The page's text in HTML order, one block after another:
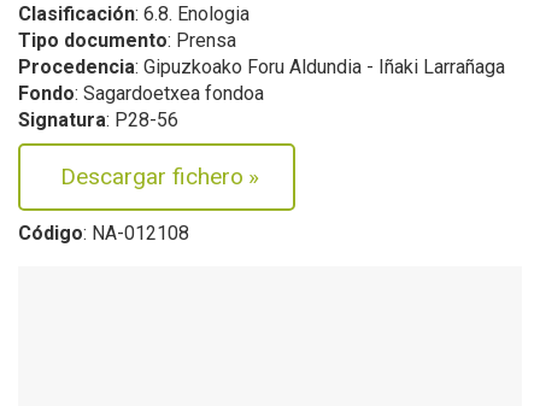
Clasificación: 6.8. Enologia
Tipo documento: Prensa
Procedencia: Gipuzkoako Foru Aldundia - Iñaki Larrañaga
Fondo: Sagardoetxea fondoa
Signatura: P28-56
Descargar fichero »
Código: NA-012108